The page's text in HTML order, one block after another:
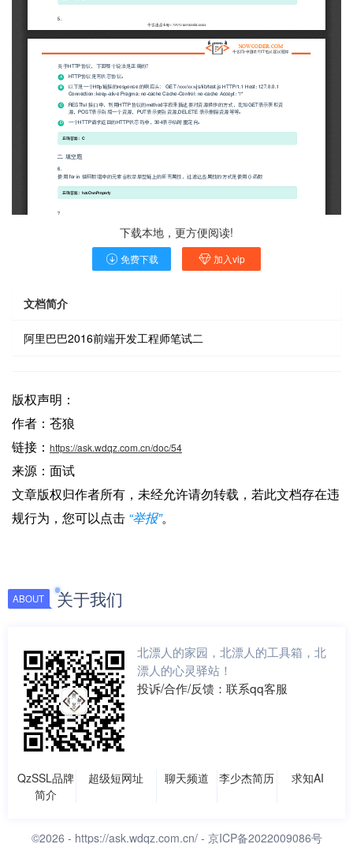
下载本地，更方便阅读!
免费下载 加入vip
文档简介
阿里巴巴2016前端开发工程师笔试二
版权声明：
作者：苍狼
链接： https://ask.wdqz.com.cn/doc/54
来源：面试
文章版权归作者所有，未经允许请勿转载，若此文档存在违
规行为，您可以点击 “举报”。
ABOUT 关于我们
北漂人的家园，北漂人的工具箱，北
漂人的心灵驿站！
投诉/合作/反馈：联系qq客服
QzSSL品牌
简介
超级短网址 聊天频道 李少杰简历 求知AI
©2026 - https://ask.wdqz.com.cn/- 京ICP备2022009086号